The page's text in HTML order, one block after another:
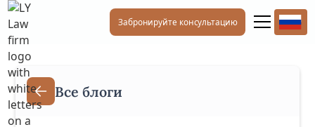
Забронируйте консультацию
Все блоги